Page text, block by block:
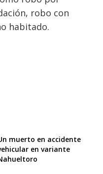
robo con
habitado.
muerto en accidente
en variante